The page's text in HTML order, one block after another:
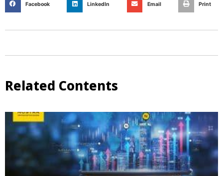
Facebook LinkedIn Email Print
Related Contents